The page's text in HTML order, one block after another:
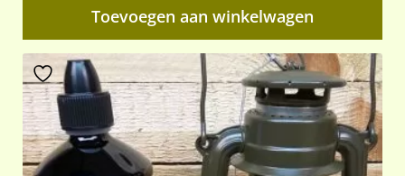
Toevoegen aan winkelwagen